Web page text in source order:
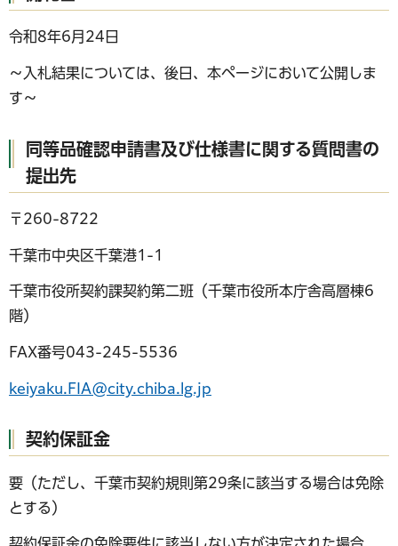
令和8年6月24日
～入札結果については、後日、本ページにおいて公開しま
す～
同等品確認申請書及び仕様書に関する質問書の
提出先
〒260-8722
千葉市中央区千葉港1-1
千葉市役所契約課契約第二班（千葉市役所本庁舎高層棟6
階）
FAX番号043-245-5536
keiyaku.FIA@city.chiba.lg.jp
契約保証金
要（ただし、千葉市契約規則第29条に該当する場合は免除
とする）